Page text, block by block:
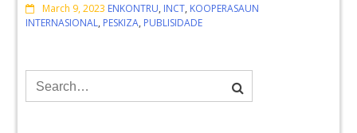
March 9, 2023 Comments
ENKONTRU, INCT, KOOPERASAUN
INTERNASIONAL, PESKIZA, PUBLISIDADE